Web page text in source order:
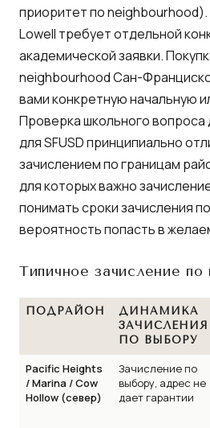
приоритет по
Lowell требует отдельной
академической заявки.
neighbourhood Сан-
вами конкретную начальную
Проверка школьного
для SFUSD принципиально
зачислением по границам
для которых важно
понимать сроки зачисления
вероятность попасть в
Типичное зачисление по
ПОДРАЙОН
ДИНАМИКА
ЗАЧИСЛЕНИЯ
ПО ВЫБОРУ
Pacific Heights
/ Marina / Cow
Hollow (север)
Зачисление по
выбору, адрес не
дает гарантии